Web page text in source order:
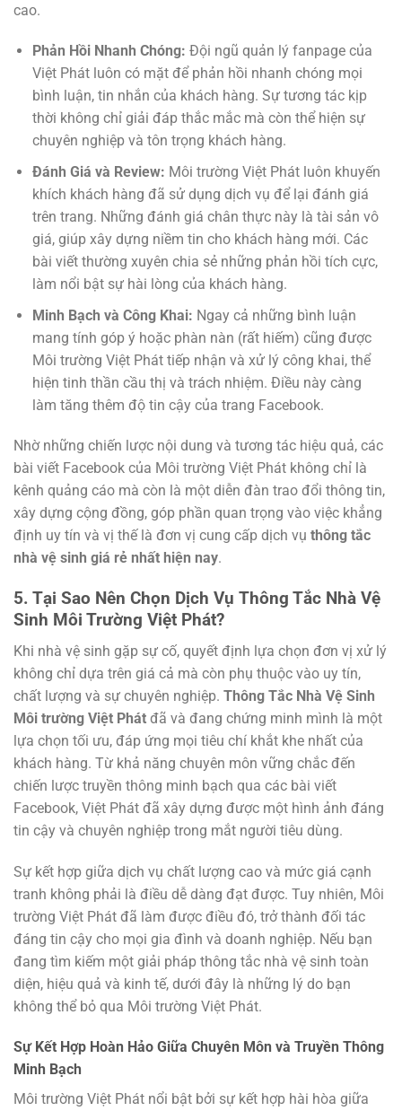
cao.
Phản Hồi Nhanh Chóng: Đội ngũ quản lý fanpage của
Việt Phát luôn có mặt để phản hồi nhanh chóng mọi
bình luận, tin nhắn của khách hàng. Sự tương tác kịp
thời không chỉ giải đáp thắc mắc mà còn thể hiện sự
chuyên nghiệp và tôn trọng khách hàng.
Đánh Giá và Review: Môi trường Việt Phát luôn khuyến
khích khách hàng đã sử dụng dịch vụ để lại đánh giá
trên trang. Những đánh giá chân thực này là tài sản vô
giá, giúp xây dựng niềm tin cho khách hàng mới. Các
bài viết thường xuyên chia sẻ những phản hồi tích cực,
làm nổi bật sự hài lòng của khách hàng.
Minh Bạch và Công Khai: Ngay cả những bình luận
mang tính góp ý hoặc phàn nàn (rất hiếm) cũng được
Môi trường Việt Phát tiếp nhận và xử lý công khai, thể
hiện tinh thần cầu thị và trách nhiệm. Điều này càng
làm tăng thêm độ tin cậy của trang Facebook.
Nhờ những chiến lược nội dung và tương tác hiệu quả, các
bài viết Facebook của Môi trường Việt Phát không chỉ là
kênh quảng cáo mà còn là một diễn đàn trao đổi thông tin,
xây dựng cộng đồng, góp phần quan trọng vào việc khẳng
định uy tín và vị thế là đơn vị cung cấp dịch vụ thông tắc
nhà vệ sinh giá rẻ nhất hiện nay.
5. Tại Sao Nên Chọn Dịch Vụ Thông Tắc Nhà Vệ
Sinh Môi Trường Việt Phát?
Khi nhà vệ sinh gặp sự cố, quyết định lựa chọn đơn vị xử lý
không chỉ dựa trên giá cả mà còn phụ thuộc vào uy tín,
chất lượng và sự chuyên nghiệp. Thông Tắc Nhà Vệ Sinh
Môi trường Việt Phát đã và đang chứng minh mình là một
lựa chọn tối ưu, đáp ứng mọi tiêu chí khắt khe nhất của
khách hàng. Từ khả năng chuyên môn vững chắc đến
chiến lược truyền thông minh bạch qua các bài viết
Facebook, Việt Phát đã xây dựng được một hình ảnh đáng
tin cậy và chuyên nghiệp trong mắt người tiêu dùng.
Sự kết hợp giữa dịch vụ chất lượng cao và mức giá cạnh
tranh không phải là điều dễ dàng đạt được. Tuy nhiên, Môi
trường Việt Phát đã làm được điều đó, trở thành đối tác
đáng tin cậy cho mọi gia đình và doanh nghiệp. Nếu bạn
đang tìm kiếm một giải pháp thông tắc nhà vệ sinh toàn
diện, hiệu quả và kinh tế, dưới đây là những lý do bạn
không thể bỏ qua Môi trường Việt Phát.
Sự Kết Hợp Hoàn Hảo Giữa Chuyên Môn và Truyền Thông
Minh Bạch
Môi trường Việt Phát nổi bật bởi sự kết hợp hài hòa giữa